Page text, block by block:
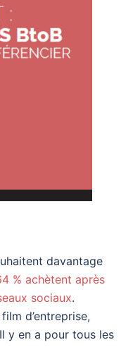
davantage
% achètent après
sociaux.
d’entreprise,
y en a pour tous les